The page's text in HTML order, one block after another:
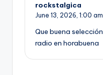
rockstalgica
June 13, 2026, 1:00 am
Que buena selección
radio en horabuena